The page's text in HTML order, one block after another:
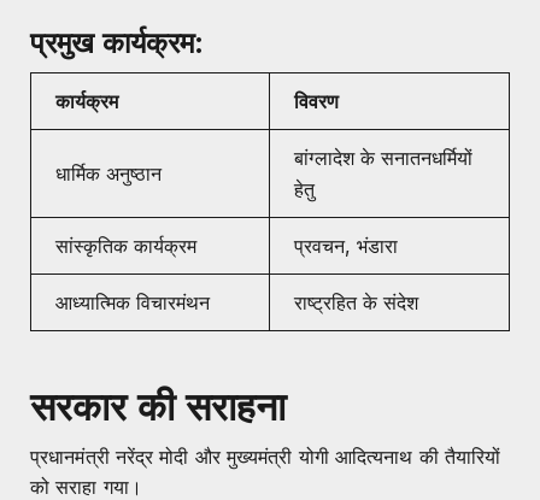
प्रमुख कार्यक्रम:
कार्यक्रम विवरण
धार्मिक अनुष्ठान
बांग्लादेश के सनातनधर्मियों
हेतु
सांस्कृतिक कार्यक्रम प्रवचन, भंडारा
आध्यात्मिक विचारमंथन राष्ट्रहित के संदेश
सरकार की सराहना
प्रधानमंत्री नरेंद्र मोदी और मुख्यमंत्री योगी आदित्यनाथ की तैयारियों
को सराहा गया।